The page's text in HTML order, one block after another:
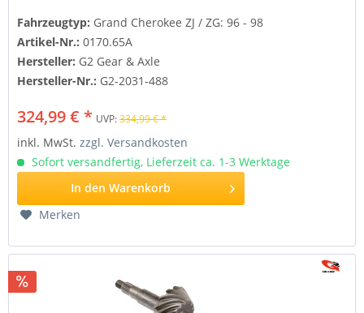
Fahrzeugtyp: Grand Cherokee ZJ / ZG: 96 - 98
Artikel-Nr.:0170.65A
Hersteller: G2 Gear & Axle
Hersteller-Nr.: G2-2031-488
324,99 € * UVP:334,99 € *
inkl. MwSt.zzgl. Versandkosten
Sofort versandfertig, Lieferzeit ca. 1-3 Werktage
In den Warenkorb
Merken